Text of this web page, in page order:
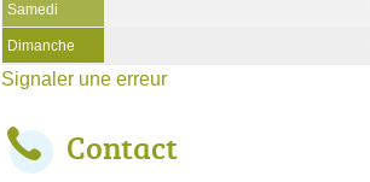
Samedi
Dimanche
Signaler une erreur
Contact